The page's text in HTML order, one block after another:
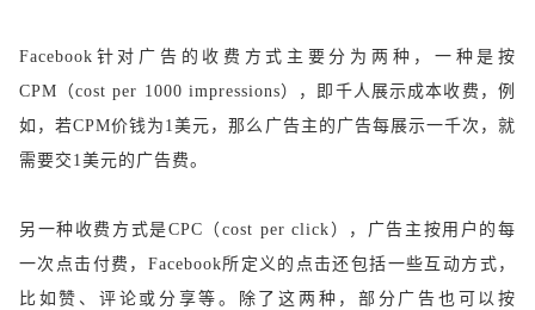
Facebook针对广告的收费方式主要分为两种，一种是按
CPM（cost per 1000 impressions），即千人展示成本收费，例
如，若CPM价钱为1美元，那么广告主的广告每展示一千次，就
需要交1美元的广告费。
另一种收费方式是CPC（cost per click），广告主按用户的每
一次点击付费，Facebook所定义的点击还包括一些互动方式，
比如赞、评论或分享等。除了这两种，部分广告也可以按